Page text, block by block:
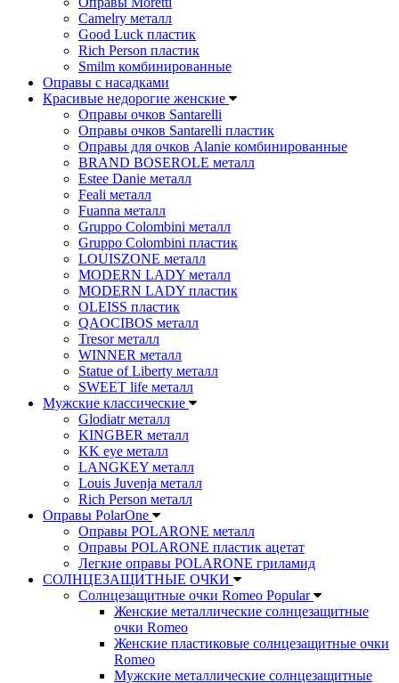
Camelry металл
Good Luck пластик
Rich Person пластик
Smilm комбинированные
Оправы с насадками
Красивые недорогие женские
Оправы очков Santarelli
Оправы очков Santarelli пластик
Оправы для очков Alanie комбинированные
BRAND BOSEROLE металл
Estee Danie металл
Feali металл
Fuanna металл
Gruppo Colombini металл
Gruppo Colombini пластик
LOUISZONE металл
MODERN LADY металл
MODERN LADY пластик
OLEISS пластик
QAOCIBOS металл
Tresor металл
WINNER металл
Statue of Liberty металл
SWEET life металл
Мужские классические
Glodiatr металл
KINGBER металл
KK eye металл
LANGKEY металл
Louis Juvenja металл
Rich Person металл
Оправы PolarOne
Оправы POLARONE металл
Оправы POLARONE пластик ацетат
Легкие оправы POLARONE гриламид
СОЛНЦЕЗАЩИТНЫЕ ОЧКИ
Солнцезащитные очки Romeo Popular
Женские металлические солнцезащитные
очки Romeo
Женские пластиковые солнцезащитные очки
Romeo
Мужские металлические солнцезащитные